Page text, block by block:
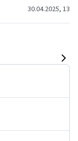
30.04.2025, 13:43